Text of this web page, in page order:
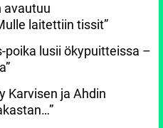
avautuu
laitettiin tissit”
lusii ökypuitteissa –
Karvisen ja Ahdin